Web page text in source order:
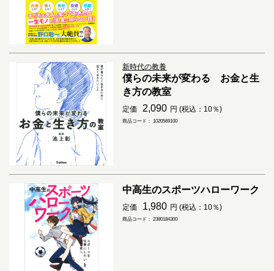
新時代の教養
僕らの未来が変わる お金と生
き方の教室
定価 2,090 円 (税込：10％)
商品コード： 1020569100
中高生のスポーツハローワーク
定価 1,980 円 (税込：10％)
商品コード： 2380184300